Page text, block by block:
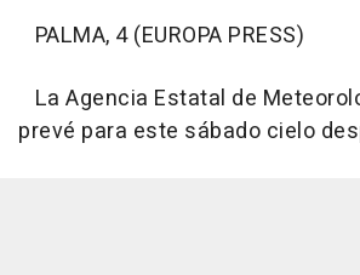
PALMA, 4 (EUROPA PRESS)
La Agencia Estatal de
prevé para este sábado cielo